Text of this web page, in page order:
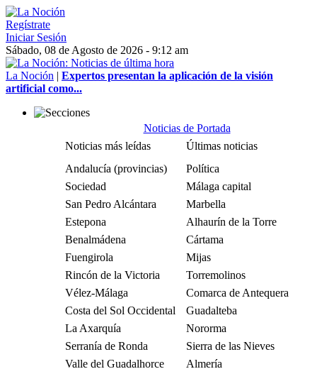
Regístrate
Iniciar Sesión
Sábado, 08 de Agosto de 2026 - 9:12 am
La Noción | Expertos presentan la aplicación de la visión
artificial como...
Noticias de Portada
Noticias más leídas
Últimas noticias
Andalucía (provincias)
Política
Sociedad
Málaga capital
San Pedro Alcántara
Marbella
Estepona
Alhaurín de la Torre
Benalmádena
Cártama
Fuengirola
Mijas
Rincón de la Victoria
Torremolinos
Vélez-Málaga
Comarca de Antequera
Costa del Sol Occidental
Guadalteba
La Axarquía
Nororma
Serranía de Ronda
Sierra de las Nieves
Valle del Guadalhorce
Almería